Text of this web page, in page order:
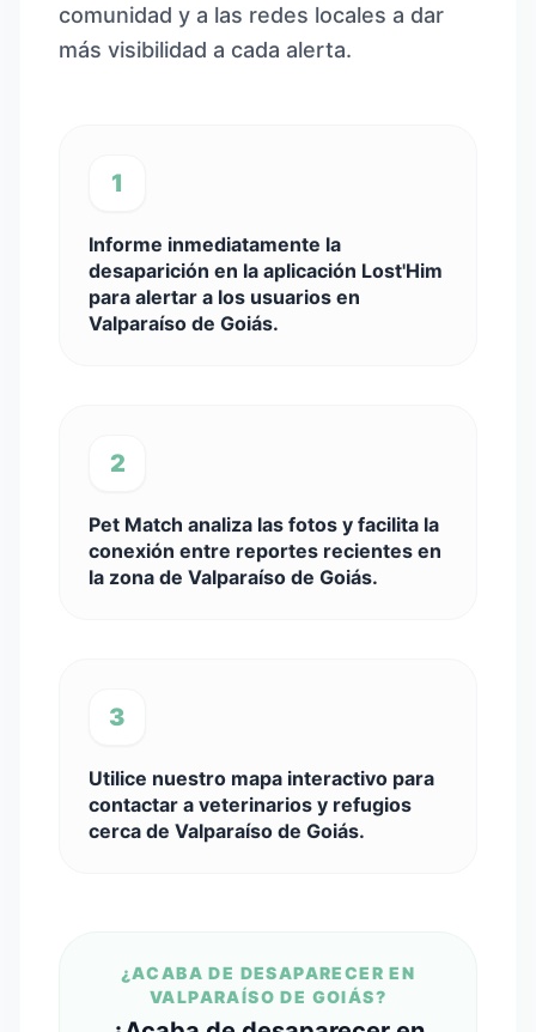
comunidad y a las redes locales a dar
más visibilidad a cada alerta.
1
Informe inmediatamente la
desaparición en la aplicación Lost'Him
para alertar a los usuarios en
Valparaíso de Goiás.
2
Pet Match analiza las fotos y facilita la
conexión entre reportes recientes en
la zona de Valparaíso de Goiás.
3
Utilice nuestro mapa interactivo para
contactar a veterinarios y refugios
cerca de Valparaíso de Goiás.
¿ACABA DE DESAPARECER EN
VALPARAÍSO DE GOIÁS?